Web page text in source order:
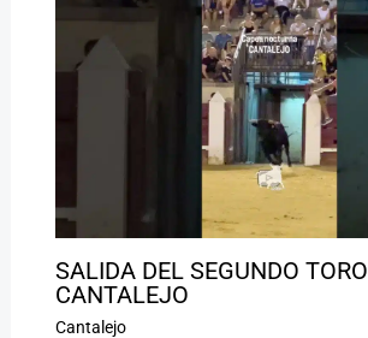
SALIDA DEL SEGUNDO TORO
CANTALEJO
Cantalejo